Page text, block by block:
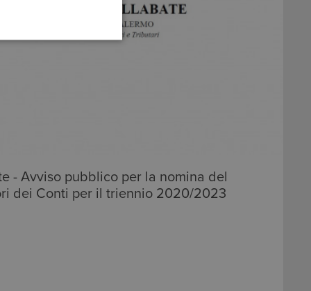
- Avviso pubblico per la nomina del
dei Conti per il triennio 2020/2023